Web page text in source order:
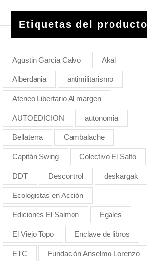
Etiquetas del producto
Agustin Garcia Calvo Akal
Alberdania antimilitarismo
Ateneo Libertario Al margen
AUTOEDICION autonomia
Bellaterra Cambalache
Capitán Swing Colectivo El Salto
DDT Descontrol deskargak
Ecologistas en Acción
Ediciones El Salmón Egales
El Viejo Topo Enclave de libros
ETC Fundación Anselmo Lorenzo